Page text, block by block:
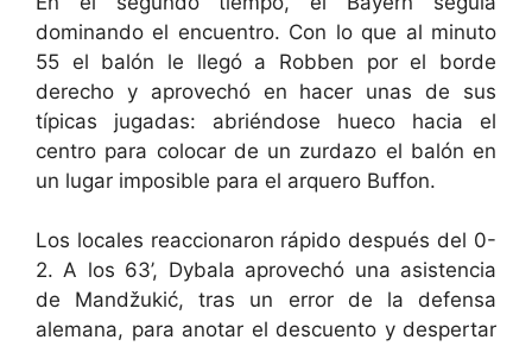
dominando el encuentro. Con lo que al minuto
55 el balón le llegó a Robben por el borde
derecho y aprovechó en hacer unas de sus
típicas jugadas: abriéndose hueco hacia el
centro para colocar de un zurdazo el balón en
un lugar imposible para el arquero Buffon.
Los locales reaccionaron rápido después del 0-
2. A los 63’, Dybala aprovechó una asistencia
de Mandžukić, tras un error de la defensa
alemana, para anotar el descuento y despertar